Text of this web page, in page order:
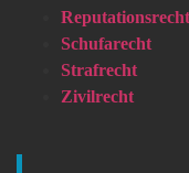
Schufarecht
Strafrecht
Zivilrecht